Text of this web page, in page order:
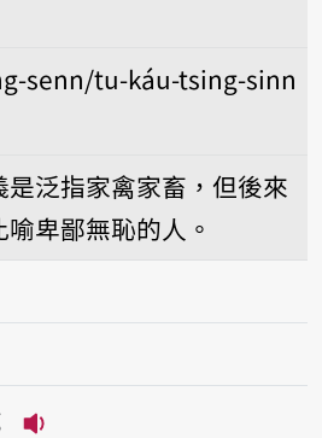
senn/tu-káu-tsing-sinn
是泛指家禽家畜，但後來
卑鄙無恥的人。